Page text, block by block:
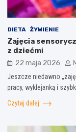
DIETA ŻYWIENIE
Zajęcia
z dziećmi
22 maja 2026
Jeszcze niedawno
pracy, wyklejanką i
Czytaj dalej